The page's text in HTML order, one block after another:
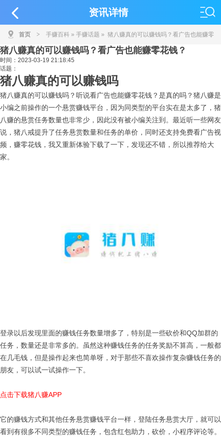
资讯详情
首页 > 手赚百科 » 手赚话题 » 猪八赚真的可以赚钱吗？看广告也能赚零
花钱？
猪八赚真的可以赚钱吗？看广告也能赚零花钱？
时间： 2023-03-19 21:18:45
话题：
猪八赚真的可以赚钱吗
猪八赚真的可以赚钱吗？听说看广告也能赚零花钱？是真的吗？猪八赚是
小编之前操作的一个悬赏赚钱平台，因为同类型的平台实在是太多了，猪
八赚的悬赏任务数量也非常少，因此没有被小编关注到。最近听一些网友
说，猪八戒提升了任务悬赏数量和任务的单价，同时还支持免费看广告视
频，赚零花钱，我又重新体验下载了一下，发现还不错，所以推荐给大
家。
登录以后发现里面的赚钱任务数量增多了，特别是一些砍价和QQ加群的
任务，数量还是非常多的。虽然这种赚钱任务的任务奖励不算高，一般都
在几毛钱，但是操作起来也简单呀，对于那些不喜欢操作复杂赚钱任务的
朋友，可以试一试操作一下。
点击下载猪八赚APP
它的赚钱方式和其他任务悬赏赚钱平台一样，登陆任务悬赏大厅，就可以
看到有很多不同类型的赚钱任务，包含红包助力，砍价，小程序评论等。